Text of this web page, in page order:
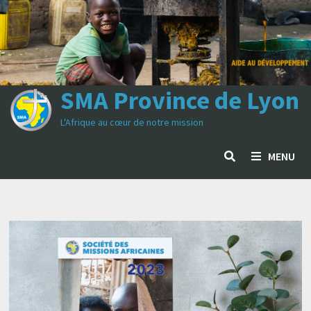
Passer
au
contenu
SMA Province de Lyon
L'Afrique au cœur de notre mission
MENU